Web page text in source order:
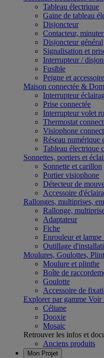
Tableau électrique
Gaine de tableau
Disjoncteur
Contacteur,
Disjoncteur général
Signalisation et
Interrupteur /
Fusible
Peigne et
Maison connectée &
Interrupteur
Prise connectée
Interrupteur volet
Thermostat
Visiophone
Réseau numérique
Tableau électrique
Sonnettes, portiers et
Sonnette et carillon
Portier visiophone
Détecteur de
Accessoire
Rallonges, multiprises,
Rallonge,
Adaptateur
Fiche
Enrouleur et lampe
Outillage
Moulures, Goulottes,
Moulure et plinthe
Boîte de
Goulotte
Accessoire de
Explorer par gamme Voir
Céliane
Dooxie
Mosaic
Retrouver les infos et
Anciens produits
Mon Projet